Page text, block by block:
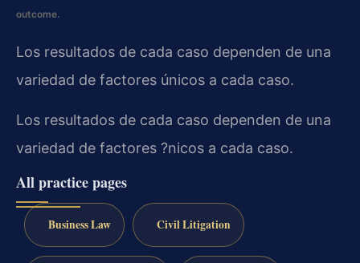
outcome.
Los resultados de cada caso dependen de una
variedad de factores únicos a cada caso.
Los resultados de cada caso dependen de una
variedad de factores ?nicos a cada caso.
All practice pages
Business Law Civil Litigation